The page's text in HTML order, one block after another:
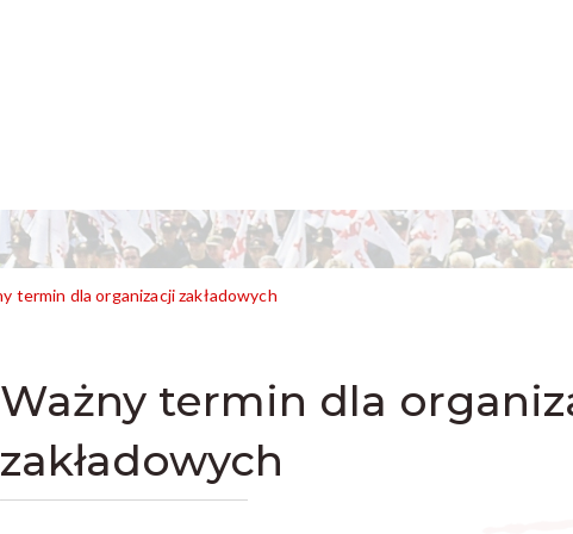
termin dla organizacji zakładowych
Ważny termin dla
zakładowych